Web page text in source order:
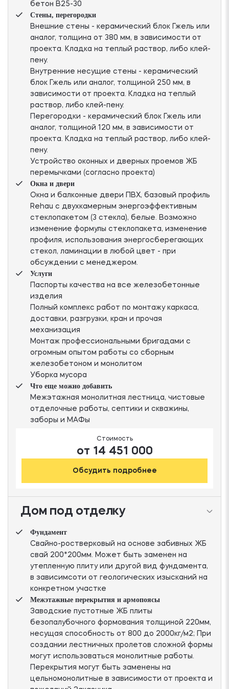
бетон В25-30
Стены, перегородки
Внешние стены - керамический блок Гжель или
аналог, толщина от 380 мм, в зависимости от
проекта. Кладка на теплый раствор, либо клей-
пену.
Внутренние несущие стены - керамический
блок Гжель или аналог, толщиной 250 мм, в
зависимости от проекта. Кладка на теплый
раствор, либо клей-пену.
Перегородки - керамический блок Гжель или
аналог, толщиной 120 мм, в зависимости от
проекта. Кладка на теплый раствор, либо клей-
пену.
Устройство оконных и дверных проемов ЖБ
перемычками (согласно проекта)
Окна и двери
Окна и балконные двери ПВХ, базовый профиль
Rehau с двухкамерным энергоэффективным
стеклопакетом (3 стекла), белые. Возможно
изменение формулы стеклопакета, изменение
профиля, использования энергосберегающих
стекол, ламинации в любой цвет - при
обсуждении с менеджером.
Услуги
Паспорты качества на все железобетонные
изделия
Полный комплекс работ по монтажу каркаса,
доставки, разгрузки, кран и прочая
механизация
Монтаж профессиональными бригадами с
огромным опытом работы со сборным
железобетоном и монолитом
Уборка мусора
Что еще можно добавить
Межэтажная монолитная лестница, чистовые
отделочные работы, септики и скважины,
заборы и МАФы
Стоимость
от 14 451 000
Обсудить подробнее
Дом под отделку
Фундамент
Свайно-ростверковый на основе забивных ЖБ
свай 200*200мм. Может быть заменен на
утепленную плиту или другой вид фундамента,
в зависимсоти от геологических изысканий на
конкретном участке
Межэтажные перекрытия и армопоясы
Заводские пустотные ЖБ плиты
безопалубочного формования толщиной 220мм,
несущая способность от 800 до 2000кг/м2; При
создании лестничных пролетов сложной формы
могут использоваться монолитные работы.
Перекрытия могут быть заменены на
цельномонолитные в зависимости от проекта и